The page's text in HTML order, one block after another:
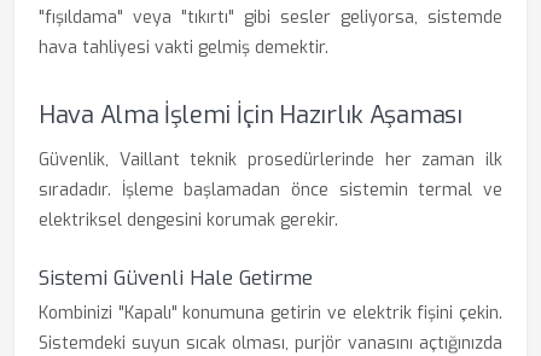
"fışıldama" veya "tıkırtı" gibi sesler geliyorsa, sistemde
hava tahliyesi vakti gelmiş demektir.
Hava Alma İşlemi İçin Hazırlık Aşaması
Güvenlik, Vaillant teknik prosedürlerinde her zaman ilk
sıradadır. İşleme başlamadan önce sistemin termal ve
elektriksel dengesini korumak gerekir.
Sistemi Güvenli Hale Getirme
Kombinizi "Kapalı" konumuna getirin ve elektrik fişini çekin.
Sistemdeki suyun sıcak olması, purjör vanasını açtığınızda